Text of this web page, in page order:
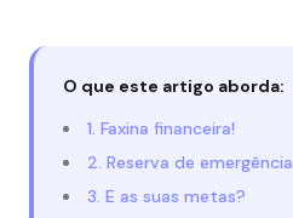
O que este artigo aborda:
1. Faxina financeira!
2. Reserva de emergência
3. E as suas metas?